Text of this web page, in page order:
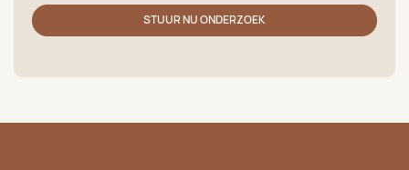
STUUR NU ONDERZOEK